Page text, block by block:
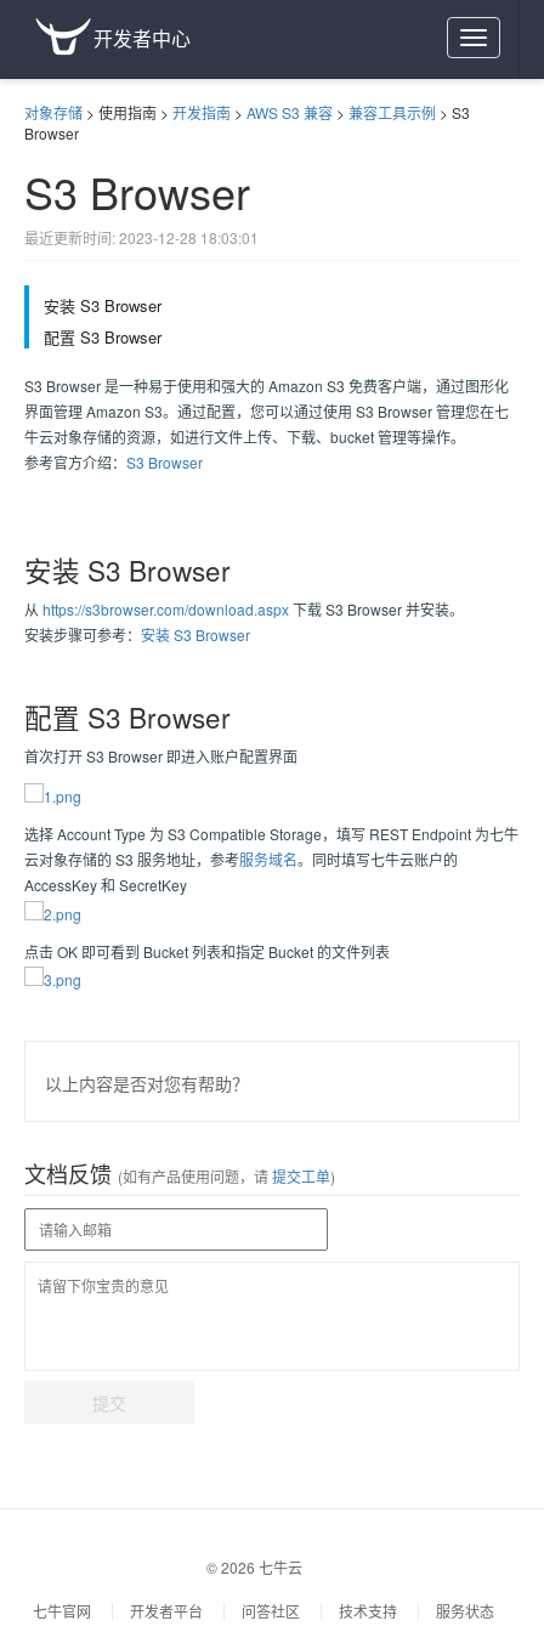
Toggle
navigation
开发者中心
对象存储 > 使用指南 > 开发指南 > AWS S3 兼容 > 兼容工具示例 > S3
Browser
S3 Browser
最近更新时间: 2023-12-28 18:03:01
安装 S3 Browser
配置 S3 Browser
S3 Browser 是一种易于使用和强大的 Amazon S3 免费客户端，通过图形化
界面管理 Amazon S3。通过配置，您可以通过使用 S3 Browser 管理您在七
牛云对象存储的资源，如进行文件上传、下载、bucket 管理等操作。
参考官方介绍： S3 Browser
安装 S3 Browser
从 https://s3browser.com/download.aspx下载 S3 Browser 并安装。
安装步骤可参考： 安装 S3 Browser
配置 S3 Browser
首次打开 S3 Browser 即进入账户配置界面
选择 Account Type 为 S3 Compatible Storage，填写 REST Endpoint 为七牛
云对象存储的 S3 服务地址，参考服务域名。同时填写七牛云账户的
AccessKey 和 SecretKey
点击 OK 即可看到 Bucket 列表和指定 Bucket 的文件列表
以上内容是否对您有帮助？
文档反馈 (如有产品使用问题，请提交工单)
提交
© 2026 七牛云
七牛官网 开发者平台 问答社区 技术支持 服务状态